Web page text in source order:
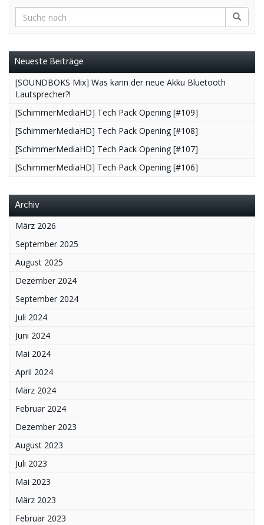
Neueste Beiträge
[SOUNDBOKS Mix] Was kann der neue Akku Bluetooth
Lautsprecher?!
[SchimmerMediaHD] Tech Pack Opening [#109]
[SchimmerMediaHD] Tech Pack Opening [#108]
[SchimmerMediaHD] Tech Pack Opening [#107]
[SchimmerMediaHD] Tech Pack Opening [#106]
Archiv
März 2026
September 2025
August 2025
Dezember 2024
September 2024
Juli 2024
Juni 2024
Mai 2024
April 2024
März 2024
Februar 2024
Dezember 2023
August 2023
Juli 2023
Mai 2023
März 2023
Februar 2023